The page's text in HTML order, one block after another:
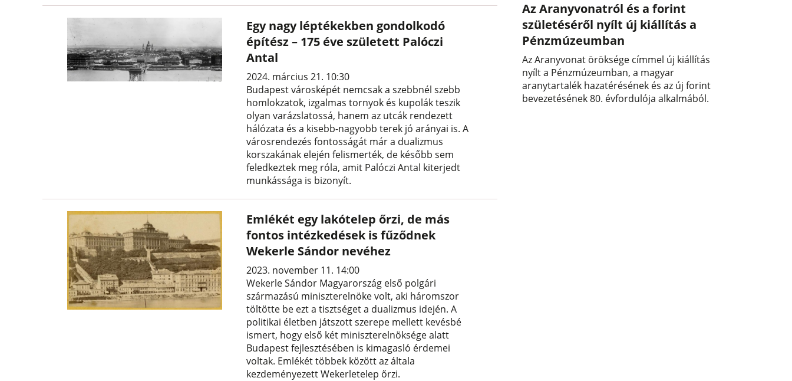
Egy nagy léptékekben gondolkodó
építész – 175 éve született Palóczi
Antal
2024. március 21. 10:30
Budapest városképét nemcsak a szebbnél szebb
homlokzatok, izgalmas tornyok és kupolák teszik
olyan varázslatossá, hanem az utcák rendezett
hálózata és a kisebb-nagyobb terek jó arányai is. A
városrendezés fontosságát már a dualizmus
korszakának elején felismerték, de később sem
feledkeztek meg róla, amit Palóczi Antal kiterjedt
munkássága is bizonyít.
Emlékét egy lakótelep őrzi, de más
fontos intézkedések is fűződnek
Wekerle Sándor nevéhez
2023. november 11. 14:00
Wekerle Sándor Magyarország első polgári
származású miniszterelnöke volt, aki háromszor
töltötte be ezt a tisztséget a dualizmus idején. A
politikai életben játszott szerepe mellett kevésbé
ismert, hogy első két miniszterelnöksége alatt
Budapest fejlesztésében is kimagasló érdemei
voltak. Emlékét többek között az általa
kezdeményezett Wekerletelep őrzi.
Az Aranyvonatról és a forint
születéséről nyílt új kiállítás a
Pénzmúzeumban
Az Aranyvonat öröksége címmel új kiállítás
nyílt a Pénzmúzeumban, a magyar
aranytartalék hazatérésének és az új forint
bevezetésének 80. évfordulója alkalmából.